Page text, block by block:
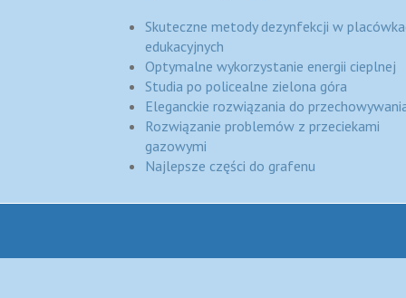
Skuteczne metody dezynfekcji w
edukacyjnych
Optymalne wykorzystanie energii cieplnej
Studia po policealne zielona góra
Eleganckie rozwiązania do
Rozwiązanie problemów z przeciekami
gazowymi
Najlepsze części do grafenu